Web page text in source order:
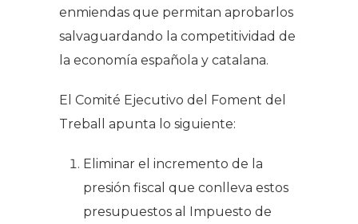
enmiendas que permitan aprobarlos
salvaguardando la competitividad de
la economía española y catalana.
El Comité Ejecutivo del Foment del
Treball apunta lo siguiente:
Eliminar el incremento de la
presión fiscal que conlleva estos
presupuestos al Impuesto de